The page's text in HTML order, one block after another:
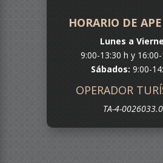
HORARIO DE
Lunes a
9:00-13:30 h y
Sábados: 9:00-
OPERADOR
TA-4-